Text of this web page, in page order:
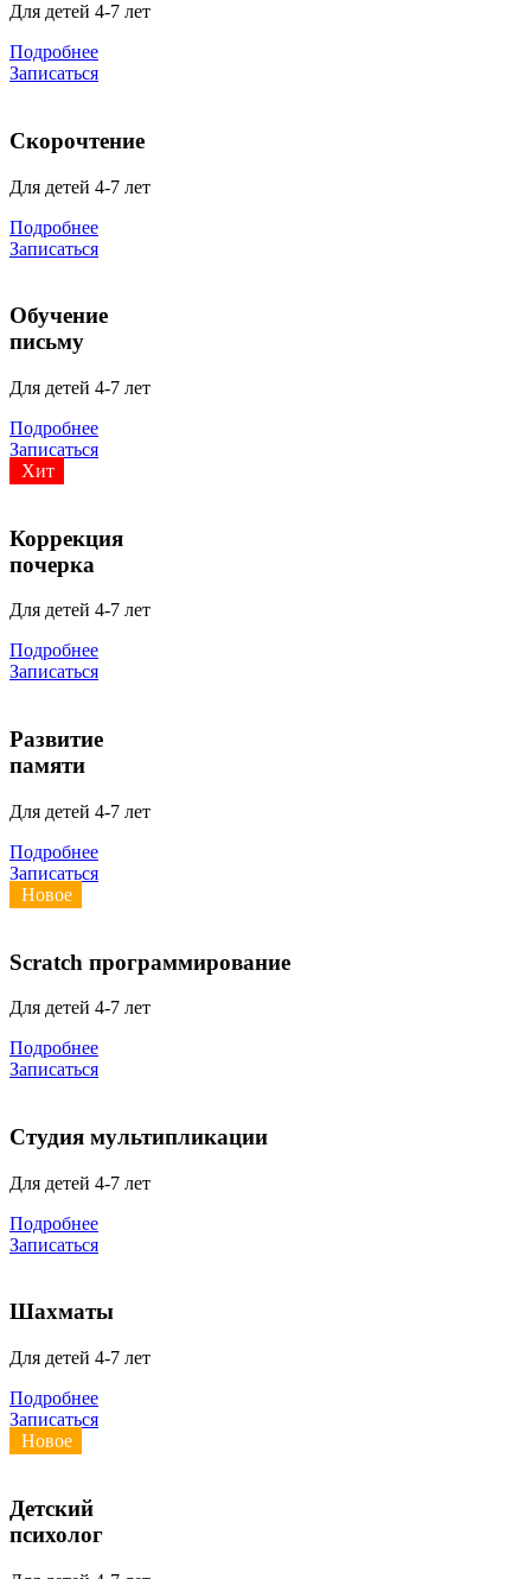
Для детей 4-7 лет
Подробнее
Записаться
Скорочтение
Для детей 4-7 лет
Подробнее
Записаться
Обучение
письму
Для детей 4-7 лет
Подробнее
Записаться
Хит
Коррекция
почерка
Для детей 4-7 лет
Подробнее
Записаться
Развитие
памяти
Для детей 4-7 лет
Подробнее
Записаться
Новое
Scratch программирование
Для детей 4-7 лет
Подробнее
Записаться
Студия мультипликации
Для детей 4-7 лет
Подробнее
Записаться
Шахматы
Для детей 4-7 лет
Подробнее
Записаться
Новое
Детский
психолог